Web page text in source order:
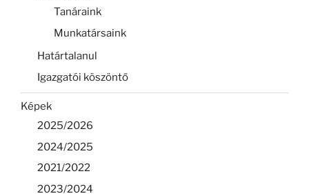
Tanáraink
Munkatársaink
Határtalanul
Igazgatói köszöntő
Képek
2025/2026
2024/2025
2021/2022
2023/2024